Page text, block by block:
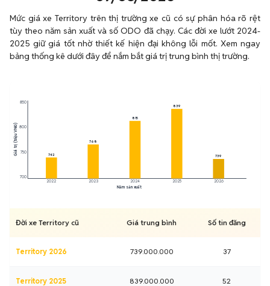
Mức giá xe Territory trên thị trường xe cũ có sự phân hóa rõ rệt
tùy theo năm sản xuất và số ODO đã chạy. Các đời xe lướt 2024-
2025 giữ giá tốt nhờ thiết kế hiện đại không lỗi mốt. Xem ngay
bảng thống kê dưới đây để nắm bắt giá trị trung bình thị trường.
700
750
800
850
2022 2023 2024 2025 2026
742
768
815
839
739
Giá trị (triệu VNĐ)
Năm sản xuất
Đời xe Territory cũ Giá trung bình Số tin đăng
Territory 2026 739.000.000 37
Territory 2025 839.000.000 52